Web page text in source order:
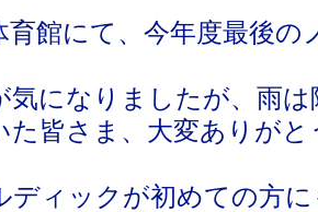
育館にて、今年度最後
気になりましたが、雨
た皆さま、大変ありが
ディックが初めての方